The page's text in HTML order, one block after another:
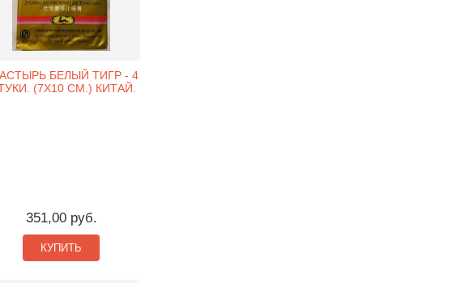
БЕЛЫЙ ТИГР - 4
(7X10 СМ.) КИТАЙ.
351,00 руб.
КУПИТЬ